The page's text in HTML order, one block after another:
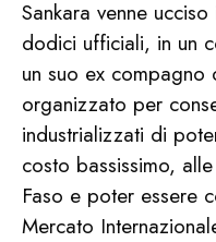
Sankara venne
dodici ufficiali, in un
un suo ex compagno
organizzato per
industrializzati di
costo bassissimo,
Faso e poter essere
Mercato